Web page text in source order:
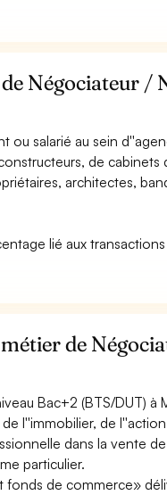
Négociateur /
salarié au sein
de cabinets
architectes,
lié aux
de
Bac+2 (BTS/DUT) à
l''immobilier, de
dans la vente
particulier.
de commerce»